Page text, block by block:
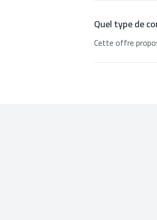
Quel type de
Cette offre